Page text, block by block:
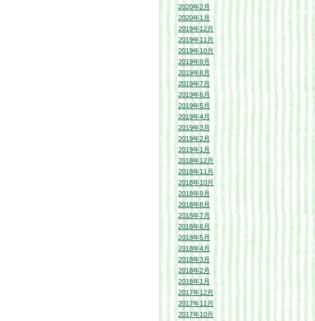
2020年2月
2020年1月
2019年12月
2019年11月
2019年10月
2019年9月
2019年8月
2019年7月
2019年6月
2019年5月
2019年4月
2019年3月
2019年2月
2019年1月
2018年12月
2018年11月
2018年10月
2018年9月
2018年8月
2018年7月
2018年6月
2018年5月
2018年4月
2018年3月
2018年2月
2018年1月
2017年12月
2017年11月
2017年10月